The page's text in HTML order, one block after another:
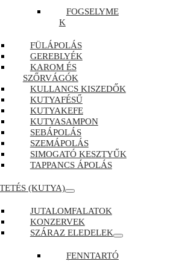
FOGSELYME
K
FÜLÁPOLÁS
GEREBLYÉK
KAROM ÉS
SZŐRVÁGÓK
KULLANCS KISZEDŐK
KUTYAFÉSŰ
KUTYAKEFE
KUTYASAMPON
SEBÁPOLÁS
SZEMÁPOLÁS
SIMOGATÓ KESZTYŰK
TAPPANCS ÁPOLÁS
(KUTYA)
JUTALOMFALATOK
KONZERVEK
SZÁRAZ ELEDELEK
FENNTARTÓ